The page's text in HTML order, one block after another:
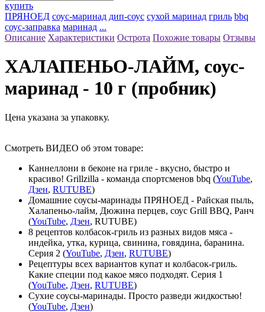
купить
ПРЯНОЕД соус-маринад дип-соус сухой маринад гриль bbq
соус-заправка маринад ...
Описание Характеристики Острота Похожие товары Отзывы
ХАЛАПЕНЬО-ЛАЙМ, соус-
маринад - 10 г (пробник)
Цена указана за упаковку.
Смотреть ВИДЕО об этом товаре:
Каннеллони в беконе на гриле - вкусно, быстро и
красиво! Grillzilla - команда спортсменов bbq (YouTube,
Дзен, RUTUBE)
Домашние соусы-маринады ПРЯНОЕД - Райская пыль,
Халапеньо-лайм, Дюжина перцев, соус Grill BBQ, Ранч
(YouTube, Дзен, RUTUBE)
8 рецептов колбасок-гриль из разных видов мяса -
индейка, утка, курица, свинина, говядина, баранина.
Серия 2 (YouTube, Дзен, RUTUBE)
Рецептуры всех вариантов купат и колбасок-гриль.
Какие специи под какое мясо подходят. Серия 1
(YouTube, Дзен, RUTUBE)
Сухие соусы-маринады. Просто разведи жидкостью!
(YouTube, Дзен)